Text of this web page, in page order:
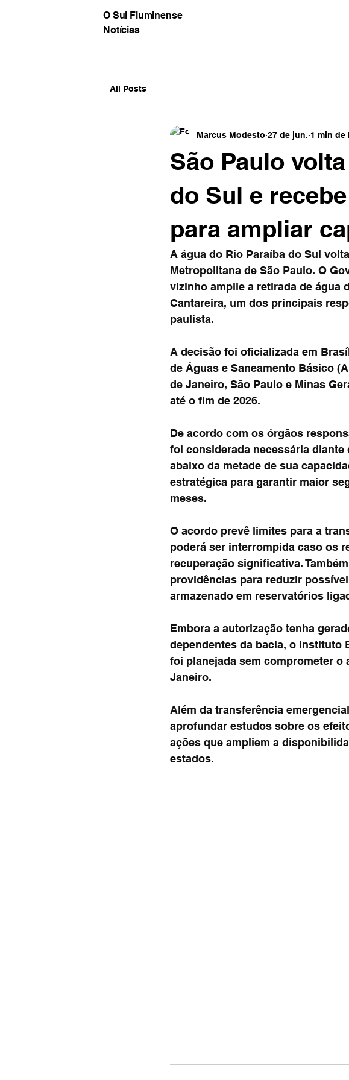
O Sul Fluminense
Notícias
All Posts
São Paulo
do Sul e
para ampliar
Marcus Modesto 27 de jun. 1 min de
A água do Rio Paraíba do Sul
Metropolitana de São Paulo. O
vizinho amplie a retirada de água
Cantareira, um dos principais
paulista.
A decisão foi oficializada em
de Águas e Saneamento Básico
de Janeiro, São Paulo e Minas
até o fim de 2026.
De acordo com os órgãos
foi considerada necessária diante
abaixo da metade de sua
estratégica para garantir maior
meses.
O acordo prevê limites para a
poderá ser interrompida caso os
recuperação significativa.
providências para reduzir
armazenado em reservatórios
Embora a autorização tenha
dependentes da bacia, o Instituto
foi planejada sem comprometer o
Janeiro.
Além da transferência
aprofundar estudos sobre os
ações que ampliem a
estados.